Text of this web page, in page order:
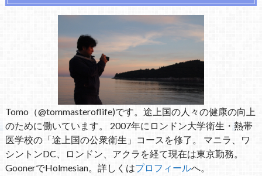
Tomo（@tommasteroflife)です。途上国の人々の健康の向上
のために働いています。 2007年にロンドン大学衛生・熱帯
医学校の「途上国の公衆衛生」コースを修了。 マニラ、ワ
シントンDC、ロンドン、アクラを経て現在は東京勤務。
GoonerでHolmesian。詳しくはプロフィールへ。